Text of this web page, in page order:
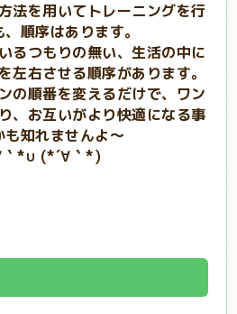
法を用いてトレーニングを行
順序はあります。
るつもりの無い、生活の中に
左右させる順序があります。
の順番を変えるだけで、ワン
、お互いがより快適になる事
も知れませんよ〜
｀*∪ (*´∀｀*)